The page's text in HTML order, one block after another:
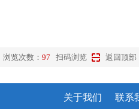
浏览次数： 97 扫码浏览 返回顶部
关于我们 联系